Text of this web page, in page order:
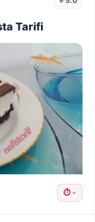
Tarifi
⏱️ -